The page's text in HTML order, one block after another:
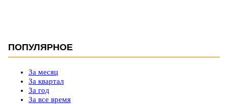
ПОПУЛЯРНОЕ
За месяц
За квартал
За год
За все время